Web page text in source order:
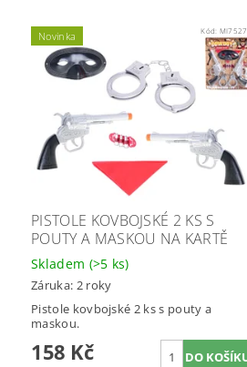
Novinka Kód:
PISTOLE KOVBOJSKÉ 2 KS S
POUTY A MASKOU NA KARTĚ
Skladem (>5 ks)
Záruka: 2 roky
Pistole kovbojské 2 ks s pouty a
maskou.
158 Kč